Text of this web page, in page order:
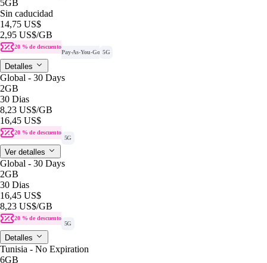
5GB
Sin caducidad
14,75 US$
2,95 US$/GB
20 % de descuento
Pay-As-You-Go 5G
Detalles
Global - 30 Days
2GB
30 Dias
8,23 US$/GB
16,45 US$
20 % de descuento
5G
Ver detalles
Global - 30 Days
2GB
30 Dias
16,45 US$
8,23 US$/GB
20 % de descuento
5G
Detalles
Tunisia - No Expiration
6GB